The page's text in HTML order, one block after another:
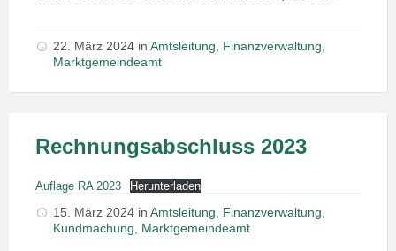
22. März 2024 in Amtsleitung Finanzverwaltung
Marktgemeindeamt
Rechnungsabschluss 2023
Auflage RA 2023 Herunterladen
15. März 2024 in Amtsleitung Finanzverwaltung
Kundmachung
Marktgemeindeamt